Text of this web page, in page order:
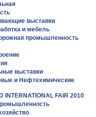
выставки
и мебель
промышленность
выставки
и Нефтехимические
INTERNATIONAL FAIR 2010